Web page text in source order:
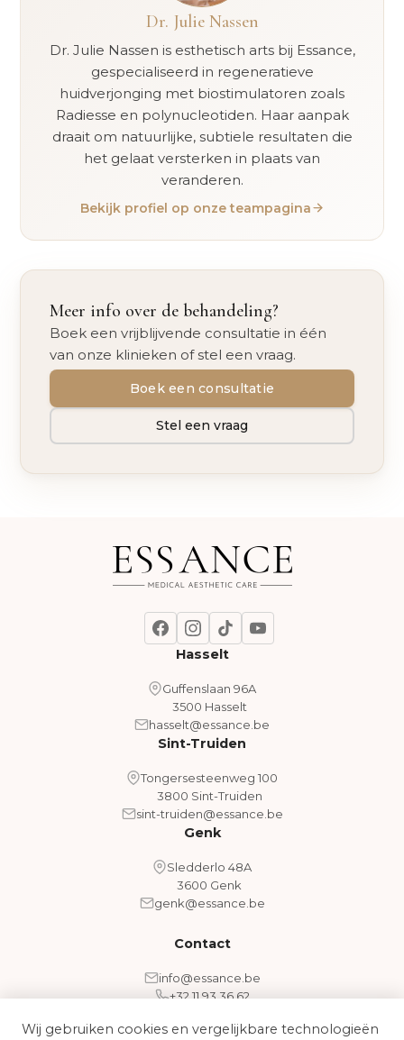
Dr. Julie Nassen
Dr. Julie Nassen is esthetisch arts bij Essance,
gespecialiseerd in regeneratieve
huidverjonging met biostimulatoren zoals
Radiesse en polynucleotiden. Haar aanpak
draait om natuurlijke, subtiele resultaten die
het gelaat versterken in plaats van
veranderen.
Bekijk profiel op onze teampagina
Meer info over de behandeling?
Boek een vrijblijvende consultatie in één
van onze klinieken of stel een vraag.
Boek een consultatie
Stel een vraag
Hasselt
Guffenslaan 96A
3500 Hasselt
hasselt@essance.be
Sint-Truiden
Tongersesteenweg 100
3800 Sint-Truiden
sint-truiden@essance.be
Genk
Sledderlo 48A
3600 Genk
genk@essance.be
Contact
info@essance.be
+32 11 93 36 62
Wij gebruiken cookies en vergelijkbare technologieën